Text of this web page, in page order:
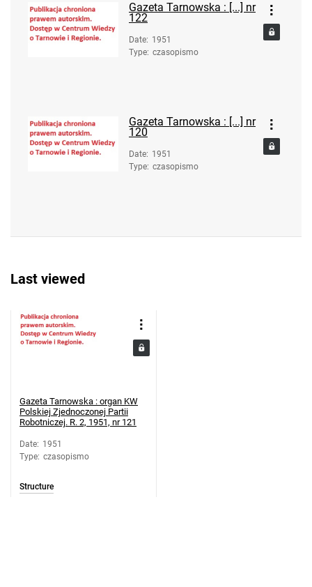
Gazeta Tarnowska : [...] nr
122
Date: 1951
Type: czasopismo
Gazeta Tarnowska : [...] nr
120
Date: 1951
Type: czasopismo
Last viewed
Gazeta Tarnowska : organ KW
Polskiej Zjednoczonej Partii
Robotniczej. R. 2, 1951, nr 121
Date: 1951
Type: czasopismo
Structure